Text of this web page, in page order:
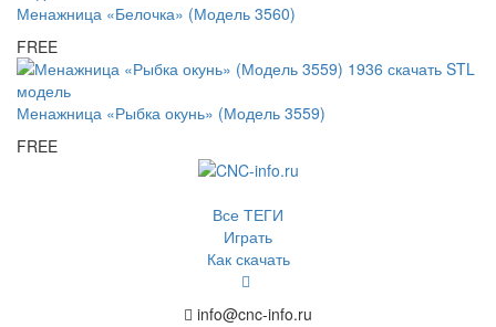
Менажница «Белочка» (Модель 3560)
FREE
Менажница «Рыбка окунь» (Модель 3559)
FREE
Все ТЕГИ
Играть
Как скачать
info@cnc-info.ru